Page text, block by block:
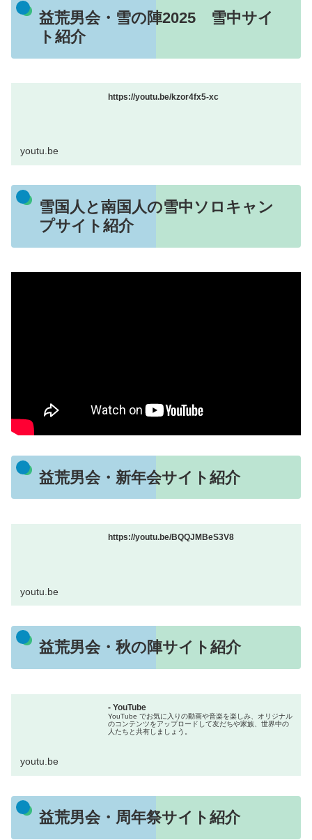
益荒男会・雪の陣2025 雪中サイ
ト紹介
https://youtu.be/kzor4fx5-xc
youtu.be
雪国人と南国人の雪中ソロキャン
プサイト紹介
益荒男会・新年会サイト紹介
https://youtu.be/BQQJMBeS3V8
youtu.be
益荒男会・秋の陣サイト紹介
- YouTube
YouTube でお気に入りの動画や音楽を楽しみ、オリジナル
のコンテンツをアップロードして友だちや家族、世界中の
人たちと共有しましょう。
youtu.be
益荒男会・周年祭サイト紹介